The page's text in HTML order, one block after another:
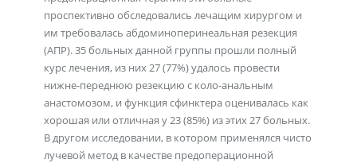
проспективно обследовались лечащим хирургом и
им требовалась абдоминоперинеальная резекция
(АПР). 35 больных данной группы прошли полный
курс лечения, из них 27 (77%) удалось провести
нижне-переднюю резекцию с коло-анальным
анастомозом, и функция сфинктера оценивалась как
хорошая или отличная у 23 (85%) из этих 27 больных.
В другом исследовании, в котором применялся чисто
лучевой метод в качестве предоперационной